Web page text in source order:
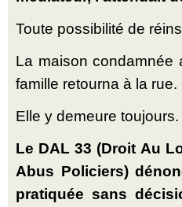
Toute possibilité de
La maison condamnée
famille retourna à la rue.
Elle y demeure toujours.
Le DAL 33 (Droit Au
Abus Policiers)
pratiquée sans